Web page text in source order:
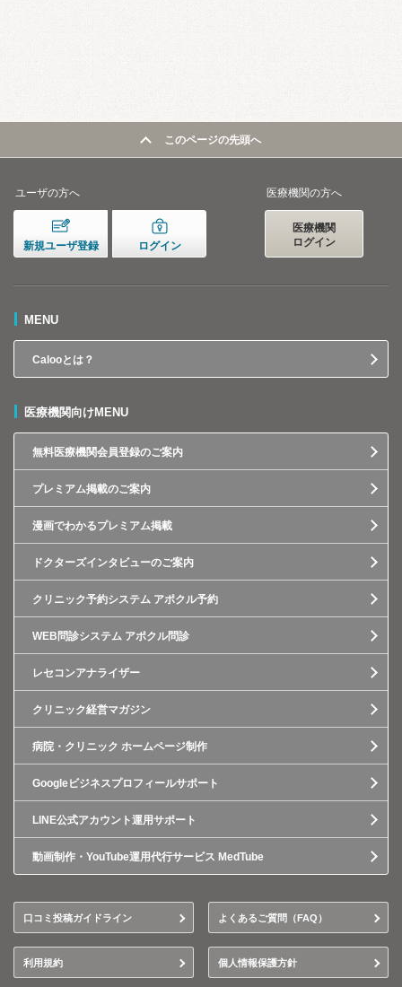
このページの先頭へ
ユーザの方へ
新規ユーザ登録 ログイン
医療機関の方へ
医療機関
ログイン
MENU
Calooとは？
医療機関向けMENU
無料医療機関会員登録のご案内
プレミアム掲載のご案内
漫画でわかるプレミアム掲載
ドクターズインタビューのご案内
クリニック予約システム アポクル予約
WEB問診システム アポクル問診
レセコンアナライザー
クリニック経営マガジン
病院・クリニック ホームページ制作
Googleビジネスプロフィールサポート
LINE公式アカウント運用サポート
動画制作・YouTube運用代行サービス MedTube
口コミ投稿ガイドライン よくあるご質問（FAQ）
利用規約 個人情報保護方針